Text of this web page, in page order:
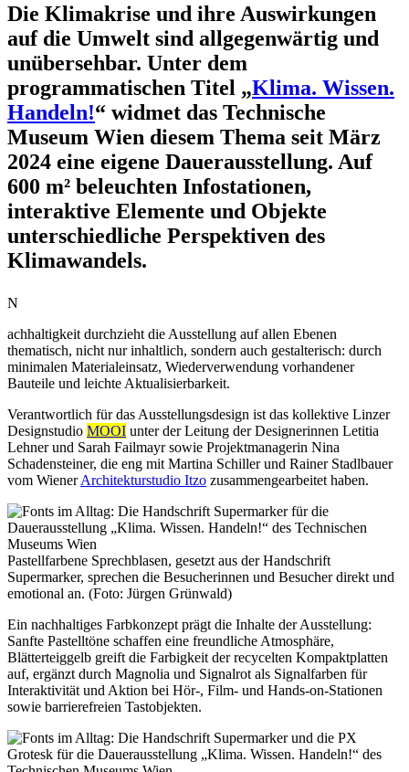
Die Klimakrise und ihre Auswirkungen
auf die Umwelt sind allgegenwärtig und
unübersehbar. Unter dem
programmatischen Titel „Klima. Wissen.
Handeln!“ widmet das Technische
Museum Wien diesem Thema seit März
2024 eine eigene Dauerausstellung. Auf
600 m² beleuchten Infostationen,
interaktive Elemente und Objekte
unterschiedliche Perspektiven des
Klimawandels.
N
achhaltigkeit durchzieht die Ausstellung auf allen Ebenen
thematisch, nicht nur inhaltlich, sondern auch gestalterisch: durch
minimalen Materialeinsatz, Wiederverwendung vorhandener
Bauteile und leichte Aktualisierbarkeit.
Verantwortlich für das Ausstellungsdesign ist das kollektive Linzer
Designstudio MOOI unter der Leitung der Designerinnen Letitia
Lehner und Sarah Failmayr sowie Projektmanagerin Nina
Schadensteiner, die eng mit Martina Schiller und Rainer Stadlbauer
vom WienerArchitekturstudio Itzo zusammengearbeitet haben.
Pastellfarbene Sprechblasen, gesetzt aus der Handschrift
Supermarker, sprechen die Besucherinnen und Besucher direkt und
emotional an. (Foto: Jürgen Grünwald)
Ein nachhaltiges Farbkonzept prägt die Inhalte der Ausstellung:
Sanfte Pastelltöne schaffen eine freundliche Atmosphäre,
Blätterteiggelb greift die Farbigkeit der recycelten Kompaktplatten
auf, ergänzt durch Magnolia und Signalrot als Signalfarben für
Interaktivität und Aktion bei Hör-, Film- und Hands-on-Stationen
sowie barrierefreien Tastobjekten.